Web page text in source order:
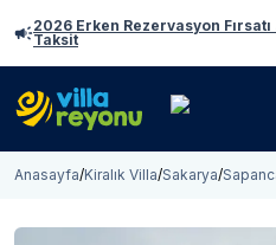
2026 Erken Rezervasyon
Taksit
Anasayfa/Kiralık Villa/Sakarya/